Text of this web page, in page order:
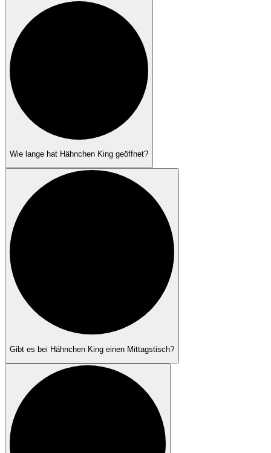
Wie lange hat Hähnchen King geöffnet?
Gibt es bei Hähnchen King einen Mittagstisch?